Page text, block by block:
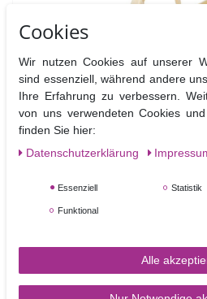
FMM Rose 5 Petal Ausstecher 75
Angesehene Produkte
Cookies
Wir nutzen Cookies auf unserer
sind essenziell, während andere
Ihre Erfahrung zu verbessern.
von uns verwendeten Cookies
finden Sie hier:
Daten­schutz­erklärung
Essenziell Statistik
Funktional
Alle